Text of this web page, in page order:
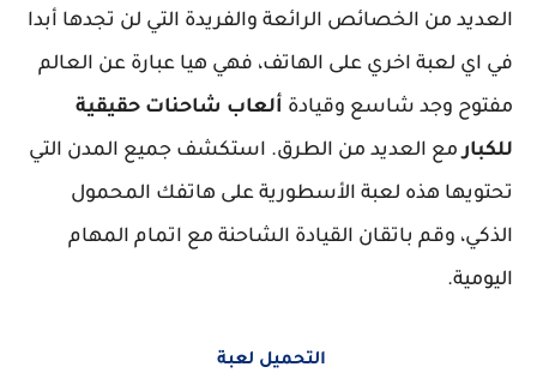
العديد من الخصائص الرائعة والفريدة التي لن تجدها أبدا
في اي لعبة اخري على الهاتف، فهي هيا عبارة عن العالم
مفتوح وجد شاسع وقيادة ألعاب شاحنات حقيقية
للكبار مع العديد من الطرق. استكشف جميع المدن التي
تحتويها هذه لعبة الأسطورية على هاتفك المحمول
الذكي، وقم باتقان القيادة الشاحنة مع اتمام المهام
اليومية.
التحميل لعبة